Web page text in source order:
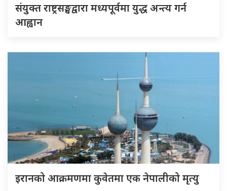
संयुक्त राष्ट्रसङ्घद्वारा मध्यपूर्वमा युद्ध अन्त्य गर्न
आह्वान
इरानको आक्रमणमा कुवेतमा एक नेपालीको मृत्यु